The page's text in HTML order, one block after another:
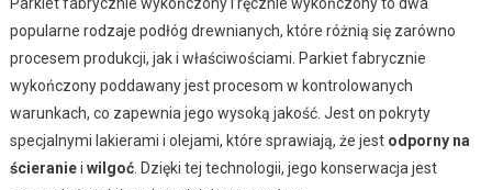
popularne rodzaje podłóg drewnianych, które różnią się zarówno
procesem produkcji, jak i właściwościami. Parkiet fabrycznie
wykończony poddawany jest procesom w kontrolowanych
warunkach, co zapewnia jego wysoką jakość. Jest on pokryty
specjalnymi lakierami i olejami, które sprawiają, że jest odporny na
ścieraniei wilgoć. Dzięki tej technologii, jego konserwacja jest